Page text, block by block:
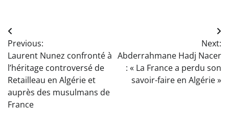
Navigation
de
l’article
Previous:
Laurent Nunez confronté à
l’héritage controversé de
Retailleau en Algérie et
auprès des musulmans de
France
Next:
Abderrahmane Hadj Nacer
: « La France a perdu son
savoir-faire en Algérie »